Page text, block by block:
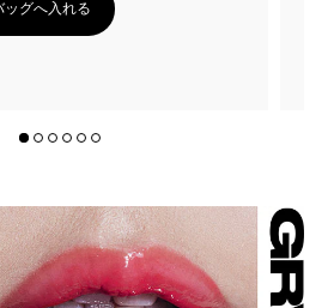
ッグへ入れる